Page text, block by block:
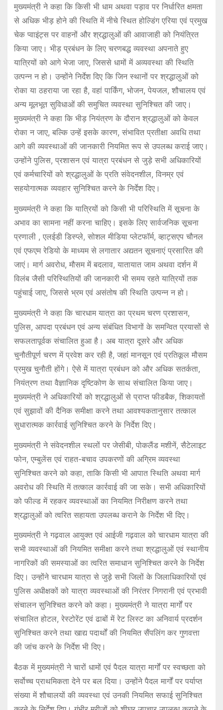
मुख्यमंत्री ने कहा कि किसी भी धाम अथवा पड़ाव पर निर्धारित क्षमता
से अधिक भीड़ होने की स्थिति में नीचे स्थित होल्डिंग एरिया एवं प्रमुख
चेक प्वाइंट्स पर वाहनों और श्रद्धालुओं की आवाजाही को नियंत्रित
किया जाए। भीड़ प्रबंधन के लिए चरणबद्ध व्यवस्था अपनाते हुए
यात्रियों को आगे भेजा जाए, जिससे धामों में अव्यवस्था की स्थिति
उत्पन्न न हो। उन्होंने निर्देश दिए कि जिन स्थानों पर श्रद्धालुओं को
रोका या ठहराया जा रहा है, वहां पार्किंग, भोजन, पेयजल, शौचालय एवं
अन्य मूलभूत सुविधाओं की समुचित व्यवस्था सुनिश्चित की जाए।
मुख्यमंत्री ने कहा कि भीड़ नियंत्रण के दौरान श्रद्धालुओं को केवल
रोका न जाए, बल्कि उन्हें इसके कारण, संभावित प्रतीक्षा अवधि तथा
आगे की व्यवस्थाओं की जानकारी नियमित रूप से उपलब्ध कराई जाए।
उन्होंने पुलिस, प्रशासन एवं यात्रा प्रबंधन से जुड़े सभी अधिकारियों
एवं कर्मचारियों को श्रद्धालुओं के प्रति संवेदनशील, विनम्र एवं
सहयोगात्मक व्यवहार सुनिश्चित करने के निर्देश दिए।
मुख्यमंत्री ने कहा कि यात्रियों को किसी भी परिस्थिति में सूचना के
अभाव का सामना नहीं करना चाहिए। इसके लिए सार्वजनिक सूचना
प्रणाली , एलईडी डिस्प्ले, सोशल मीडिया प्लेटफॉर्म, व्हाट्सएप चौनल
एवं एफएम रेडियो के माध्यम से लगातार अद्यतन सूचनाएं प्रसारित की
जाएं। मार्ग अवरोध, मौसम में बदलाव, यातायात जाम अथवा दर्शन में
विलंब जैसी परिस्थितियों की जानकारी भी समय रहते यात्रियों तक
पहुंचाई जाए, जिससे भ्रम एवं असंतोष की स्थिति उत्पन्न न हो।
मुख्यमंत्री ने कहा कि चारधाम यात्रा का प्रथम चरण प्रशासन,
पुलिस, आपदा प्रबंधन एवं अन्य संबंधित विभागों के समन्वित प्रयासों से
सफलतापूर्वक संचालित हुआ है। अब यात्रा दूसरे और अधिक
चुनौतीपूर्ण चरण में प्रवेश कर रही है, जहां मानसून एवं प्रतिकूल मौसम
प्रमुख चुनौती होंगे। ऐसे में यात्रा प्रबंधन को और अधिक सतर्कता,
नियंत्रण तथा वैज्ञानिक दृष्टिकोण के साथ संचालित किया जाए।
मुख्यमंत्री ने अधिकारियों को श्रद्धालुओं से प्राप्त फीडबैक, शिकायतों
एवं सुझावों की दैनिक समीक्षा करने तथा आवश्यकतानुसार तत्काल
सुधारात्मक कार्रवाई सुनिश्चित करने के निर्देश दिए।
मुख्यमंत्री ने संवेदनशील स्थलों पर जेसीबी, पोकलैंड मशीनें, सैटेलाइट
फोन, एम्बुलेंस एवं राहत-बचाव उपकरणों की अग्रिम व्यवस्था
सुनिश्चित करने को कहा, ताकि किसी भी आपात स्थिति अथवा मार्ग
अवरोध की स्थिति में तत्काल कार्रवाई की जा सके। सभी अधिकारियों
को फील्ड में रहकर व्यवस्थाओं का नियमित निरीक्षण करने तथा
श्रद्धालुओं को त्वरित सहायता उपलब्ध कराने के निर्देश भी दिए।
मुख्यमंत्री ने गढ़वाल आयुक्त एवं आईजी गढ़वाल को चारधाम यात्रा की
सभी व्यवस्थाओं की नियमित समीक्षा करने तथा श्रद्धालुओं एवं स्थानीय
नागरिकों की समस्याओं का त्वरित समाधान सुनिश्चित करने के निर्देश
दिए। उन्होंने चारधाम यात्रा से जुड़े सभी जिलों के जिलाधिकारियों एवं
पुलिस अधीक्षकों को यात्रा व्यवस्थाओं की निरंतर निगरानी एवं प्रभावी
संचालन सुनिश्चित करने को कहा। मुख्यमंत्री ने यात्रा मार्गों पर
संचालित होटल, रेस्टोरेंट एवं ढाबों में रेट लिस्ट का अनिवार्य प्रदर्शन
सुनिश्चित करने तथा खाद्य पदार्थों की नियमित सैंपलिंग कर गुणवत्ता
की जांच करने के निर्देश भी दिए।
बैठक में मुख्यमंत्री ने चारों धामों एवं पैदल यात्रा मार्गों पर स्वच्छता को
सर्वोच्च प्राथमिकता देने पर बल दिया। उन्होंने पैदल मार्गों पर पर्याप्त
संख्या में शौचालयों की व्यवस्था एवं उनकी नियमित सफाई सुनिश्चित